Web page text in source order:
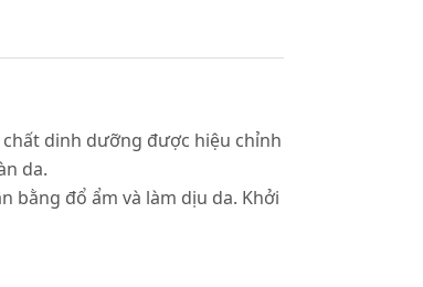
dinh dưỡng được hiệu chỉnh
da.
bằng đổ ẩm và làm dịu da. Khởi